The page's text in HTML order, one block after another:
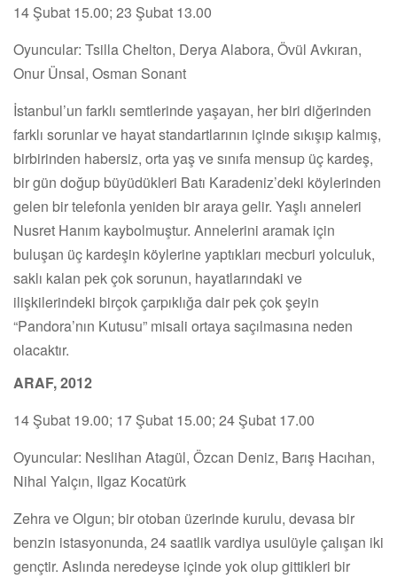
14 Şubat 15.00; 23 Şubat 13.00
Oyuncular: Tsilla Chelton, Derya Alabora, Övül Avkıran,
Onur Ünsal, Osman Sonant
İstanbul’un farklı semtlerinde yaşayan, her biri diğerinden
farklı sorunlar ve hayat standartlarının içinde sıkışıp kalmış,
birbirinden habersiz, orta yaş ve sınıfa mensup üç kardeş,
bir gün doğup büyüdükleri Batı Karadeniz’deki köylerinden
gelen bir telefonla yeniden bir araya gelir. Yaşlı anneleri
Nusret Hanım kaybolmuştur. Annelerini aramak için
buluşan üç kardeşin köylerine yaptıkları mecburi yolculuk,
saklı kalan pek çok sorunun, hayatlarındaki ve
ilişkilerindeki birçok çarpıklığa dair pek çok şeyin
“Pandora’nın Kutusu” misali ortaya saçılmasına neden
olacaktır.
ARAF, 2012
14 Şubat 19.00; 17 Şubat 15.00; 24 Şubat 17.00
Oyuncular: Neslihan Atagül, Özcan Deniz, Barış Hacıhan,
Nihal Yalçın, Ilgaz Kocatürk
Zehra ve Olgun; bir otoban üzerinde kurulu, devasa bir
benzin istasyonunda, 24 saatlik vardiya usulüyle çalışan iki
gençtir. Aslında neredeyse içinde yok olup gittikleri bir